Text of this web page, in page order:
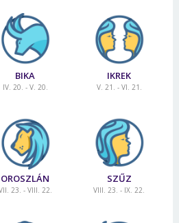
BIKA
IV. 20. - V. 20.
IKREK
V. 21. - VI. 21.
OROSZLÁN
23. - VIII. 22.
SZŰZ
VIII. 23. - IX. 22.